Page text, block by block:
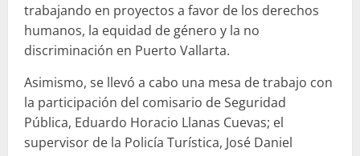
trabajando en proyectos a favor de los derechos
humanos, la equidad de género y la no
discriminación en Puerto Vallarta.
Asimismo, se llevó a cabo una mesa de trabajo con
la participación del comisario de Seguridad
Pública, Eduardo Horacio Llanas Cuevas; el
supervisor de la Policía Turística, José Daniel